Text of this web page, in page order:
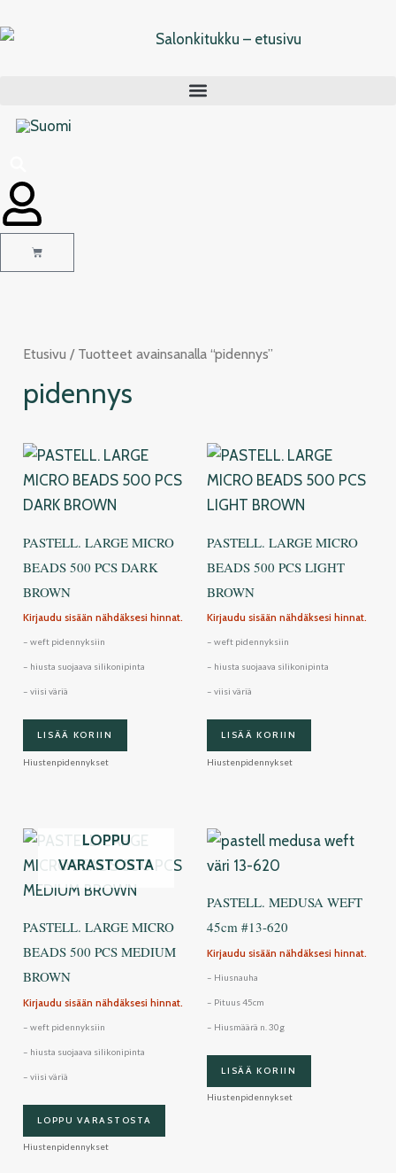
sisältöön
Cart
Etusivu / Tuotteet avainsanalla “pidennys”
pidennys
PASTELL. LARGE MICRO
BEADS 500 PCS DARK
BROWN
Kirjaudu sisään nähdäksesi hinnat.
– weft pidennyksiin
– hiusta suojaava silikonipinta
– viisi väriä
LISÄÄ KORIIN
Hiustenpidennykset
PASTELL. LARGE MICRO
BEADS 500 PCS LIGHT
BROWN
Kirjaudu sisään nähdäksesi hinnat.
– weft pidennyksiin
– hiusta suojaava silikonipinta
– viisi väriä
LISÄÄ KORIIN
Hiustenpidennykset
LOPPU
VARASTOSTA
PASTELL. LARGE MICRO
BEADS 500 PCS MEDIUM
BROWN
Kirjaudu sisään nähdäksesi hinnat.
– weft pidennyksiin
– hiusta suojaava silikonipinta
– viisi väriä
LOPPU VARASTOSTA
Hiustenpidennykset
PASTELL. MEDUSA WEFT
45cm #13-620
Kirjaudu sisään nähdäksesi hinnat.
– Hiusnauha
– Pituus 45cm
– Hiusmäärä n. 30g
LISÄÄ KORIIN
Hiustenpidennykset